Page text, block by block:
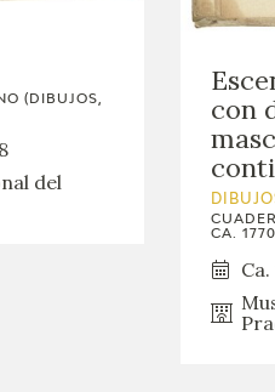
(DIBUJOS,
del
con
CA.
Ca.